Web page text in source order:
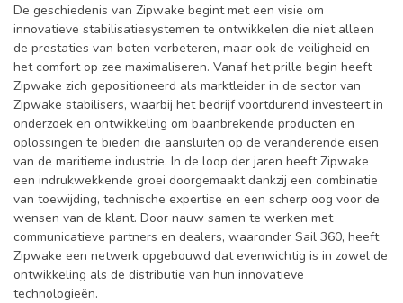
De geschiedenis van Zipwake begint met een visie om
innovatieve stabilisatiesystemen te ontwikkelen die niet alleen
de prestaties van boten verbeteren, maar ook de veiligheid en
het comfort op zee maximaliseren. Vanaf het prille begin heeft
Zipwake zich gepositioneerd als marktleider in de sector van
Zipwake stabilisers, waarbij het bedrijf voortdurend investeert in
onderzoek en ontwikkeling om baanbrekende producten en
oplossingen te bieden die aansluiten op de veranderende eisen
van de maritieme industrie. In de loop der jaren heeft Zipwake
een indrukwekkende groei doorgemaakt dankzij een combinatie
van toewijding, technische expertise en een scherp oog voor de
wensen van de klant. Door nauw samen te werken met
communicatieve partners en dealers, waaronder Sail 360, heeft
Zipwake een netwerk opgebouwd dat evenwichtig is in zowel de
ontwikkeling als de distributie van hun innovatieve
technologieën.